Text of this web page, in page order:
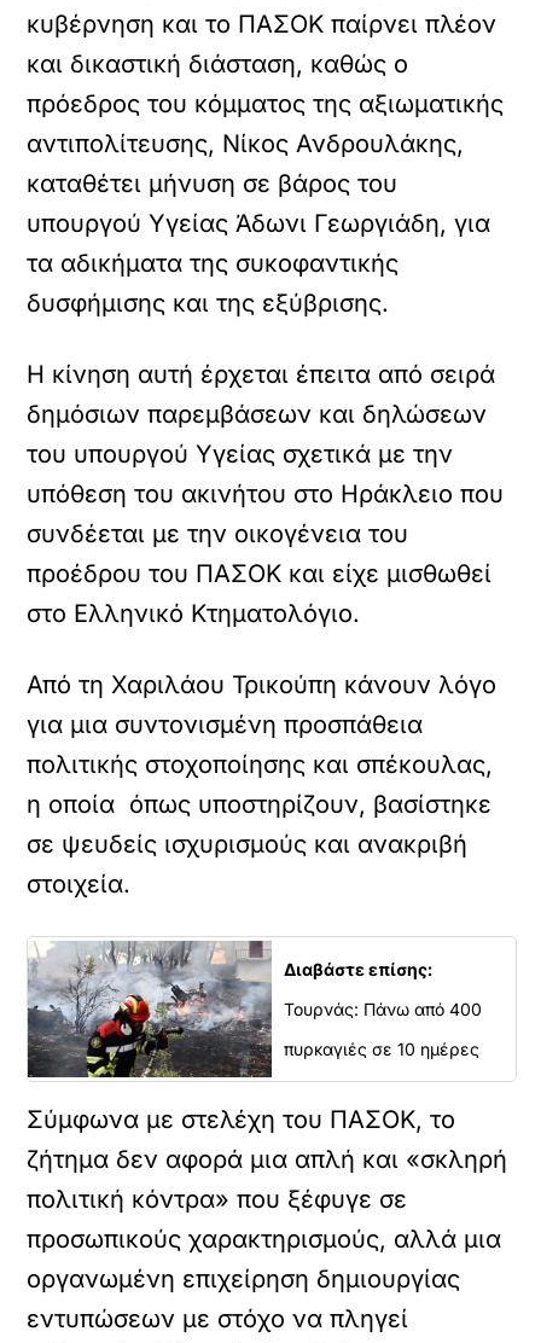
κυβέρνηση και το ΠΑΣΟΚ παίρνει πλέον
και δικαστική διάσταση, καθώς ο
πρόεδρος του κόμματος της αξιωματικής
αντιπολίτευσης, Νίκος Ανδρουλάκης,
καταθέτει μήνυση σε βάρος του
υπουργού Υγείας Άδωνι Γεωργιάδη, για
τα αδικήματα της συκοφαντικής
δυσφήμισης και της εξύβρισης.
Η κίνηση αυτή έρχεται έπειτα από σειρά
δημόσιων παρεμβάσεων και δηλώσεων
του υπουργού Υγείας σχετικά με την
υπόθεση του ακινήτου στο Ηράκλειο που
συνδέεται με την οικογένεια του
προέδρου του ΠΑΣΟΚ και είχε μισθωθεί
στο Ελληνικό Κτηματολόγιο.
Από τη Χαριλάου Τρικούπη κάνουν λόγο
για μια συντονισμένη προσπάθεια
πολιτικής στοχοποίησης και σπέκουλας,
η οποία όπως υποστηρίζουν, βασίστηκε
σε ψευδείς ισχυρισμούς και ανακριβή
στοιχεία.
Διαβάστε επίσης:
Τουρνάς: Πάνω από 400
πυρκαγιές σε 10 ημέρες
Σύμφωνα με στελέχη του ΠΑΣΟΚ, το
ζήτημα δεν αφορά μια απλή και «σκληρή
πολιτική κόντρα» που ξέφυγε σε
προσωπικούς χαρακτηρισμούς, αλλά μια
οργανωμένη επιχείρηση δημιουργίας
εντυπώσεων με στόχο να πληγεί